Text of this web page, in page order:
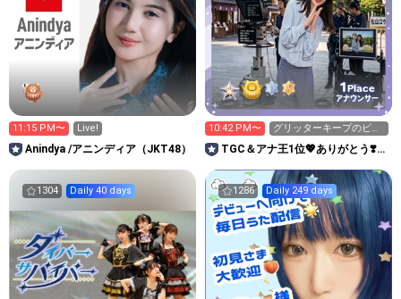
11:15 PM〜 Live!
Anindya /アニンディア（JKT48）
1Place
アナウンサー
10:42 PM〜
グリッターキープのピン
チ🆘応援お願いします
TGC＆アナ王1位💖ありがとう❣️寺
1304 Daily 40 days 1286 Daily 249 days